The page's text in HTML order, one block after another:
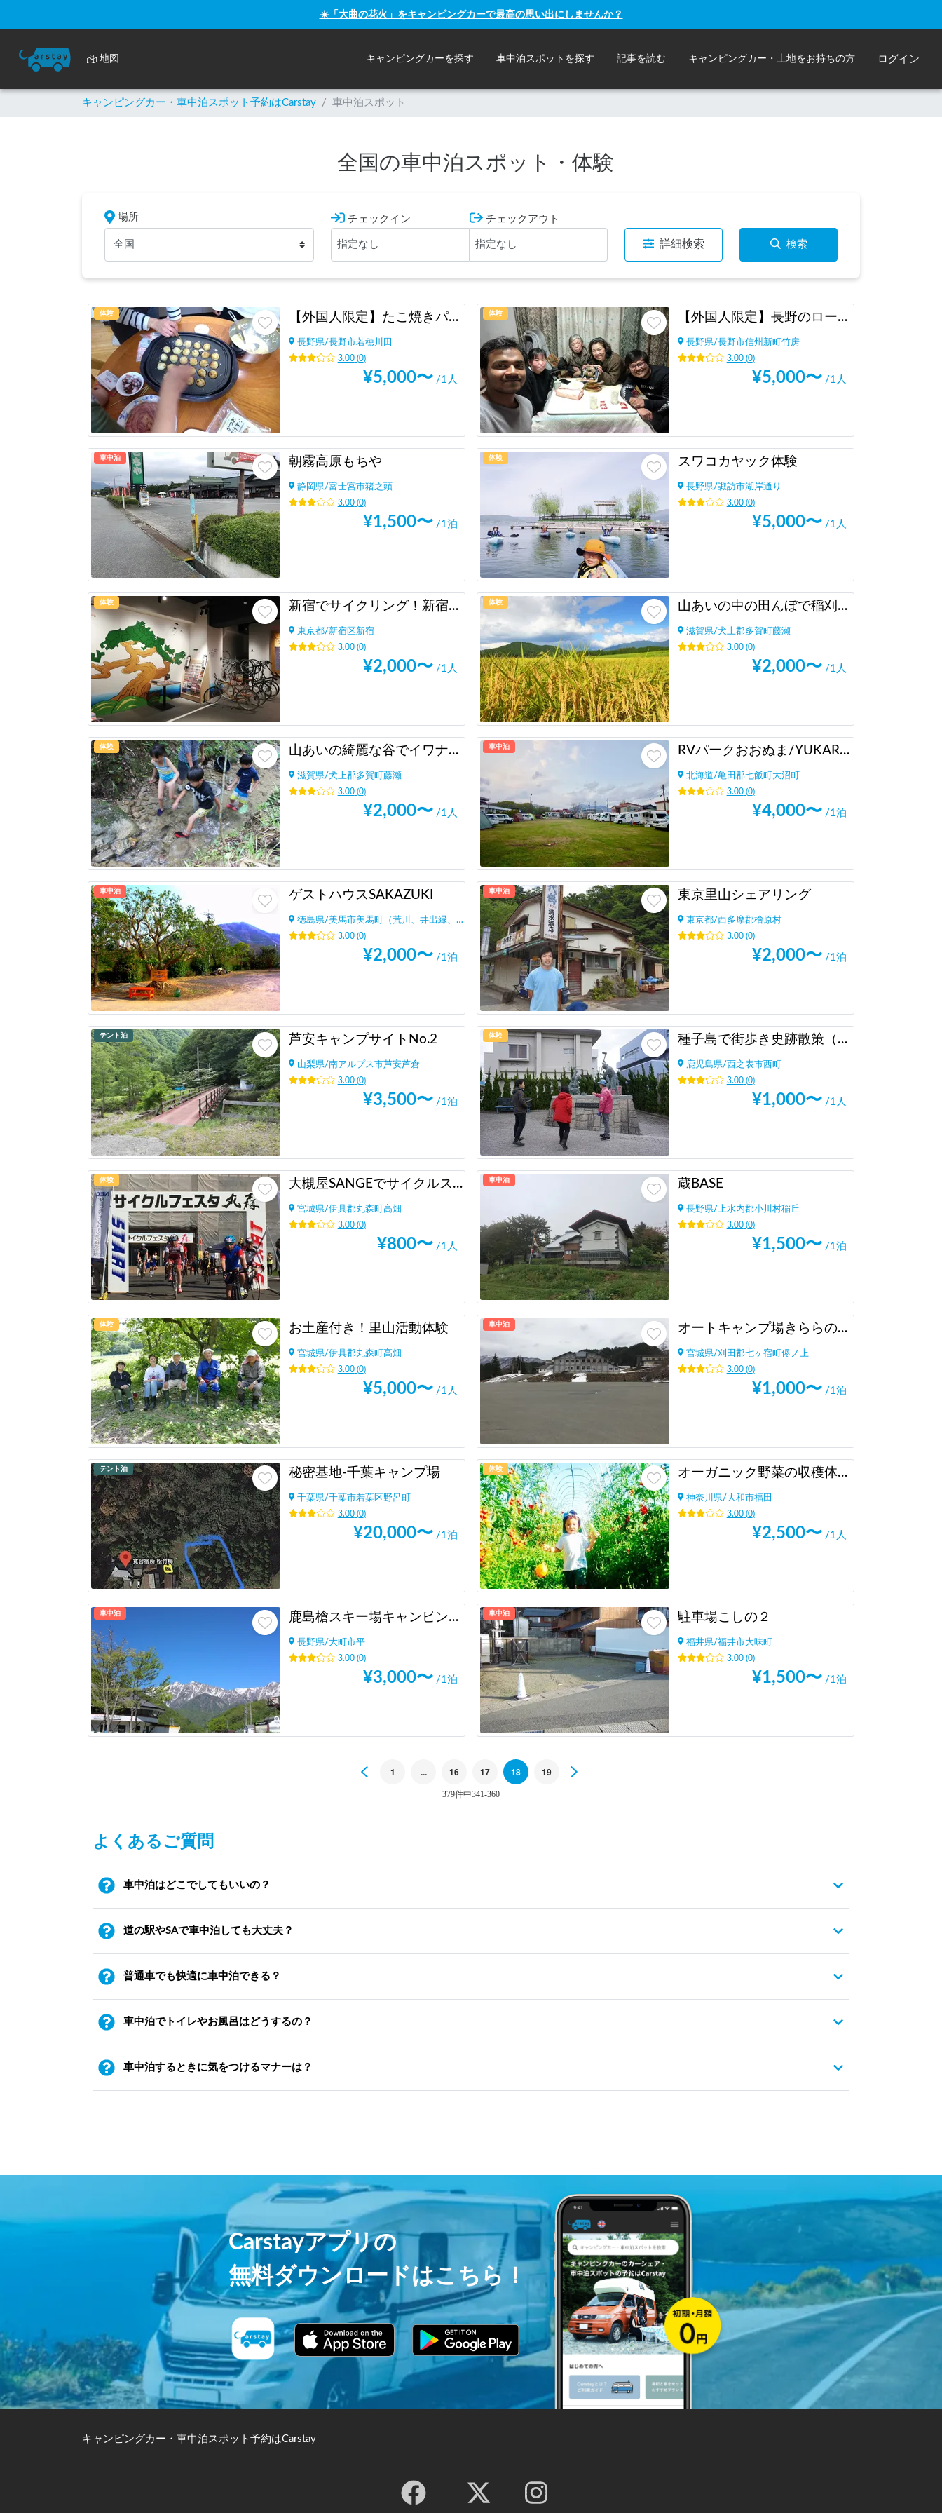
☀️「大曲の花火」をキャンピングカーで最高の思い出にしませんか？
地図 キャンピングカーを探す 車中泊スポットを探す 記事を読む キャンピングカー・土地をお持ちの方 ログイン
キャンピングカー・車中泊スポット予約はCarstay / 車中泊スポット
全国の車中泊スポット・体験
場所
全国
チェックイン チェックアウト
詳細検索 検索
体験 【外国人限定】たこ焼きパーティー
長野県/長野市若穂川田
3.00(0)
¥5,000〜 /1人
体験 【外国人限定】長野のローカル生活体験
長野県/長野市信州新町竹房
3.00(0)
¥5,000〜 /1人
車中泊 朝霧高原もちや
静岡県/富士宮市猪之頭
3.00(0)
¥1,500〜 /1泊
体験 スワコカヤック体験
長野県/諏訪市湖岸通り
3.00(0)
¥5,000〜 /1人
体験 新宿でサイクリング！新宿御苑、明治神宮、代々木公園まで20分の好立地の観光案内所【INBOUND LEAGUE】から
東京都/新宿区新宿
3.00(0)
¥2,000〜 /1人
体験 山あいの中の田んぼで稲刈りと新米おにぎり食べ放題
滋賀県/犬上郡多賀町藤瀬
3.00(0)
¥2,000〜 /1人
体験 山あいの綺麗な谷でイワナをつかんで食べる
滋賀県/犬上郡多賀町藤瀬
3.00(0)
¥2,000〜 /1人
車中泊 RVパークおおぬま/YUKARA AUTO CAMP
北海道/亀田郡七飯町大沼町
3.00(0)
¥4,000〜 /1泊
車中泊 ゲストハウスSAKAZUKI
徳島県/美馬市美馬町（荒川、井出縁、井ノ神、大泉、大宮西、上突出、岸ノ下、北東原、
3.00(0)
¥2,000〜 /1泊
車中泊 東京里山シェアリング
東京都/西多摩郡檜原村
3.00(0)
¥2,000〜 /1泊
テント泊 芦安キャンプサイトNo.2
山梨県/南アルプス市芦安芦倉
3.00(0)
¥3,500〜 /1泊
体験 種子島で街歩き史跡散策（鉄砲伝来のドラマを巡る）
鹿児島県/西之表市西町
3.00(0)
¥1,000〜 /1人
体験 大槻屋SANGEでサイクルステーション施設利用（サイクリスト向け）
宮城県/伊具郡丸森町高畑
3.00(0)
¥800〜 /1人
車中泊 蔵BASE
長野県/上水内郡小川村稲丘
3.00(0)
¥1,500〜 /1泊
体験 お土産付き！里山活動体験
宮城県/伊具郡丸森町高畑
3.00(0)
¥5,000〜 /1人
車中泊 オートキャンプ場きららの森パーキング
宮城県/刈田郡七ヶ宿町侭ノ上
3.00(0)
¥1,000〜 /1泊
テント泊 秘密基地-千葉キャンプ場
千葉県/千葉市若葉区野呂町
3.00(0)
¥20,000〜 /1泊
体験 オーガニック野菜の収穫体験 at Microbe-NaturalFarmers-
神奈川県/大和市福田
3.00(0)
¥2,500〜 /1人
車中泊 鹿島槍スキー場キャンピングカーサイト
長野県/大町市平
3.00(0)
¥3,000〜 /1泊
車中泊 駐車場こしの２
福井県/福井市大味町
3.00(0)
¥1,500〜 /1泊
Previous
1 ... 16 17 18 19
379件中341-360
よくあるご質問
車中泊はどこでしてもいいの？
道の駅やSAで車中泊しても大丈夫？
普通車でも快適に車中泊できる？
車中泊でトイレやお風呂はどうするの？
車中泊するときに気をつけるマナーは？
Carstayアプリの
無料ダウンロードはこちら！
キャンピングカー・車中泊スポット予約はCarstay